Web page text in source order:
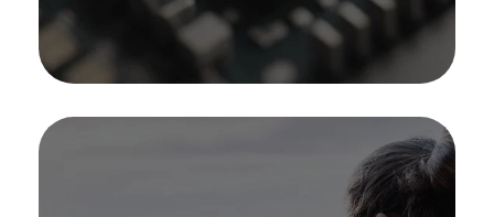
Scopri di più